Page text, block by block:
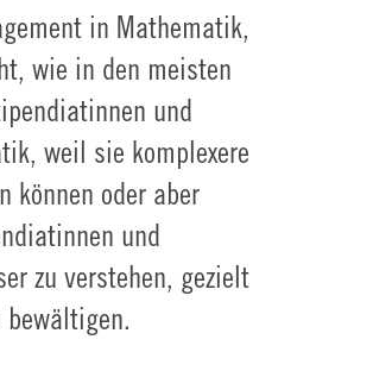
in Mathematik,
wie in den meisten
und
weil sie komplexere
können oder aber
und
zu verstehen, gezielt
bewältigen.